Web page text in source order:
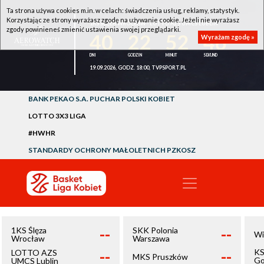
1KS ŚLĘZA WROCŁAW - LOTTO AZS UMCS LUBLIN
46
19.09.2026, GODZ. 18:00, TVPSPORT.PL
BANK PEKAO S.A. PUCHAR POLSKI KOBIET
LOTTO 3X3 LIGA
#HWHR
STANDARDY OCHRONY MAŁOLETNICH PZKOSZ
1KS Ślęza
Wrocław
--
LOTTO AZS
UMCS Lublin
--
SKK Polonia
Warszawa
--
MKS Pruszków --
Ta strona używa cookies m.in. w celach: świadczenia usług, reklamy, statystyk.
Korzystając ze strony wyrażasz zgodę na używanie cookie. Jeżeli nie wyrażasz
zgody powinieneś zmienić ustawienia swojej przeglądarki.
Wyrażam zgodę »